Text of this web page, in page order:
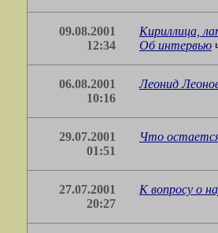
09.08.2001
12:34
Кириллица,
Обинтервью
06.08.2001
10:16
Леонид
29.07.2001
01:51
Что
27.07.2001
20:27
К вопросу о